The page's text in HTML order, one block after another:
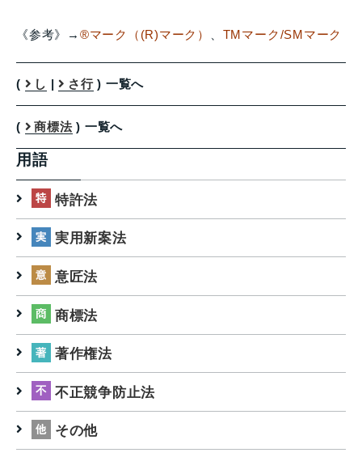
《参考》→ ®マーク（(R)マーク） TMマーク/SMマーク
( し | さ行) 一覧へ
( 商標法) 一覧へ
用語
特許法
実用新案法
意匠法
商標法
著作権法
不正競争防止法
その他